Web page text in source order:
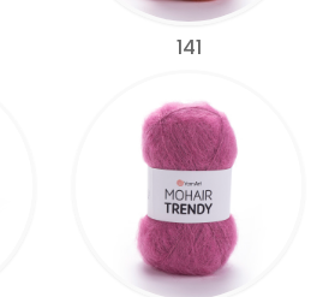
141